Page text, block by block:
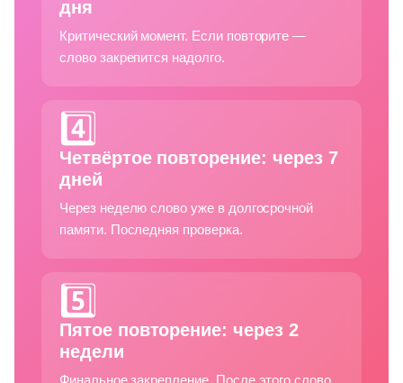
дня
Критический момент. Если повторите —
слово закрепится надолго.
4️⃣
Четвёртое повторение: через 7
дней
Через неделю слово уже в долгосрочной
памяти. Последняя проверка.
5️⃣
Пятое повторение: через 2
недели
Финальное закрепление. После этого слово